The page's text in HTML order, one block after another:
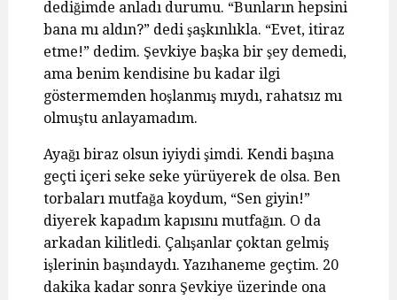
dediğimde anladı durumu. “Bunların hepsini
bana mı aldın?” dedi şaşkınlıkla. “Evet, itiraz
etme!” dedim. Şevkiye başka bir şey demedi,
ama benim kendisine bu kadar ilgi
göstermemden hoşlanmış mıydı, rahatsız mı
olmuştu anlayamadım.
Ayağı biraz olsun iyiydi şimdi. Kendi başına
geçti içeri seke seke yürüyerek de olsa. Ben
torbaları mutfağa koydum, “Sen giyin!”
diyerek kapadım kapısını mutfağın. O da
arkadan kilitledi. Çalışanlar çoktan gelmiş
işlerinin başındaydı. Yazıhaneme geçtim. 20
dakika kadar sonra Şevkiye üzerinde ona